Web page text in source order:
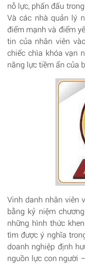
nỗ lực, phấn đấu
Và các nhà quản lý
điểm mạnh và điểm
tin của nhân viên
chiếc chìa khóa vạn
năng lực tiềm ẩn của
Vinh danh nhân viên
bằng kỷ niệm
những hình thức
tìm được ý nghĩa
doanh nghiệp định
nguồn lực con người